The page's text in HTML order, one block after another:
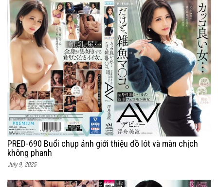
PRED-690 Buổi chụp ảnh giới thiệu đồ lót và màn chịch
không phanh
July 9, 2025